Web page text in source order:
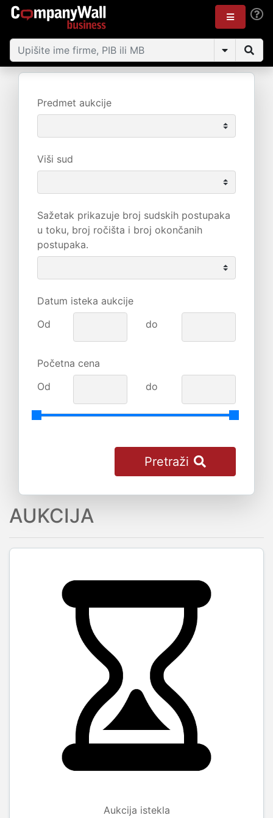
Predmet aukcije
Viši sud
Sažetak prikazuje broj sudskih postupaka
u toku, broj ročišta i broj okončanih
postupaka.
Datum isteka aukcije
Od
do
Početna cena
Od
do
Pretraži
AUKCIJA
Aukcija istekla